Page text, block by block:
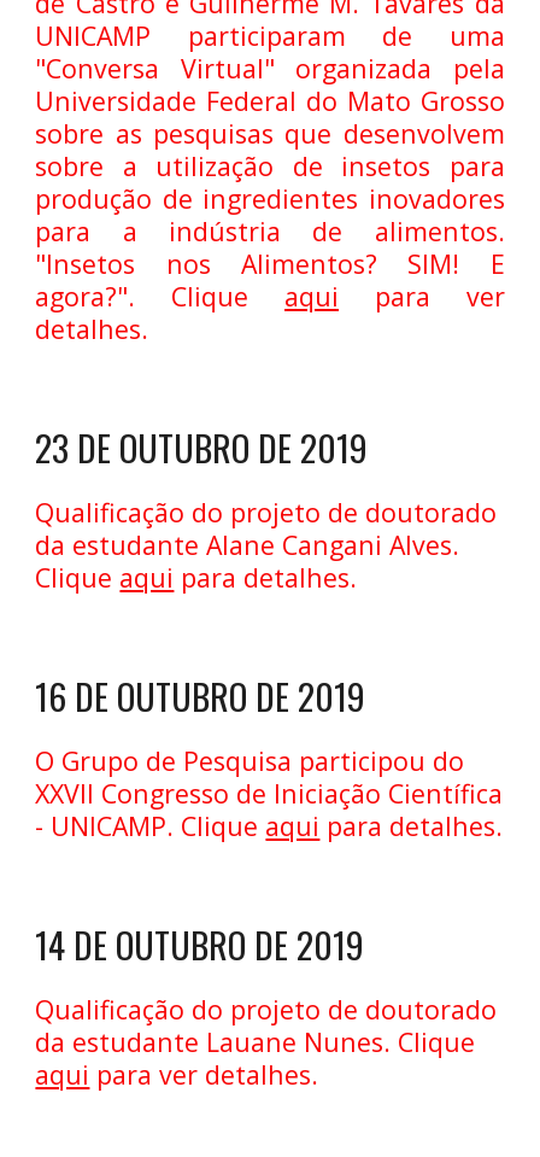
UNICAMP participaram de uma
"Conversa Virtual" organizada pela
Universidade Federal do Mato Grosso
sobre as pesquisas que desenvolvem
sobre a utilização de insetos para
produção de ingredientes inovadores
para a indústria de alimentos.
"Insetos nos Alimentos? SIM! E
agora?". Clique aqui para ver
detalhes.
23 DE OUTUBRO DE 2019
Qualificação do projeto de doutorado
da estudante Alane Cangani Alves.
Clique aqui para detalhes.
16 DE OUTUBRO DE 2019
O Grupo de Pesquisa participou do
XXVII Congresso de Iniciação Científica
- UNICAMP. Clique aqui para detalhes.
14 DE OUTUBRO DE 2019
Qualificação do projeto de doutorado
da estudante Lauane Nunes. Clique
aqui para ver detalhes.